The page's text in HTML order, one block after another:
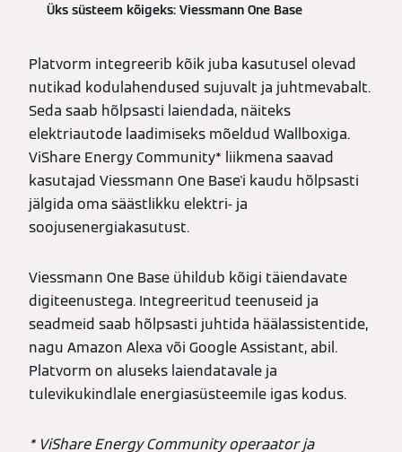
Üks süsteem kõigeks: Viessmann One Base
Platvorm integreerib kõik juba kasutusel olevad
nutikad kodulahendused sujuvalt ja juhtmevabalt.
Seda saab hõlpsasti laiendada, näiteks
elektriautode laadimiseks mõeldud Wallboxiga.
ViShare Energy Community* liikmena saavad
kasutajad Viessmann One Base'i kaudu hõlpsasti
jälgida oma säästlikku elektri- ja
soojusenergiakasutust.
Viessmann One Base ühildub kõigi täiendavate
digiteenustega. Integreeritud teenuseid ja
seadmeid saab hõlpsasti juhtida häälassistentide,
nagu Amazon Alexa või Google Assistant, abil.
Platvorm on aluseks laiendatavale ja
tulevikukindlale energiasüsteemile igas kodus.
* ViShare Energy Community operaator ja